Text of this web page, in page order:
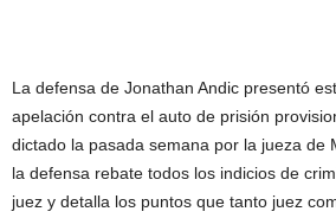
La defensa de Jonathan Andic presentó
apelación contra el auto de prisión
dictado la pasada semana por la jueza de
la defensa rebate todos los indicios de
juez y detalla los puntos que tanto juez